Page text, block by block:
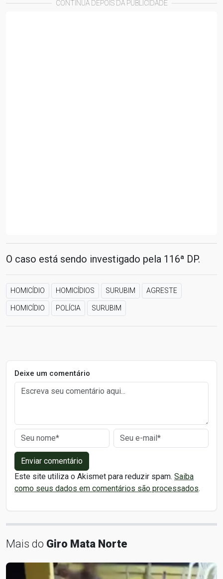
CONTINUA DEPOIS DA PUBLICIDADE
O caso está sendo investigado pela 116ª DP.
HOMICÍDIO HOMICÍDIOS SURUBIM AGRESTE
HOMICÍDIO POLÍCIA SURUBIM
Deixe um comentário
Enviar comentário
Este site utiliza o Akismet para reduzir spam. Saiba
como seus dados em comentários são processados.
Mais do Giro Mata Norte